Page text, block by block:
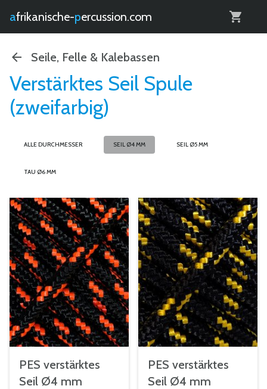
afrikanische- percussion.com
Seile, Felle & Kalebassen
Verstärktes Seil Spule
(zweifarbig)
ALLE DURCHMESSER SEIL Ø4 MM SEIL Ø5 MM
TAU Ø6 MM
PES verstärktes
Seil Ø4 mm
PES verstärktes
Seil Ø4 mm